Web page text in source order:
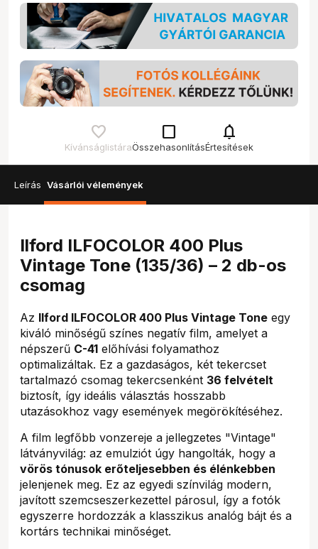
Kívánságlistára
check_box_outline_blank
Összehasonlítás
notifications
Értesítések
Leírás Vásárlói vélemények
Ilford ILFOCOLOR 400 Plus
Vintage Tone (135/36) – 2 db-os
csomag
Az Ilford ILFOCOLOR 400 Plus Vintage Tone egy
kiváló minőségű színes negatív film, amelyet a
népszerű C-41 előhívási folyamathoz
optimalizáltak. Ez a gazdaságos, két tekercset
tartalmazó csomag tekercsenként 36 felvételt
biztosít, így ideális választás hosszabb
utazásokhoz vagy események megörökítéséhez.
A film legfőbb vonzereje a jellegzetes "Vintage"
látványvilág: az emulziót úgy hangolták, hogy a
vörös tónusok erőteljesebben és élénkebben
jelenjenek meg. Ez az egyedi színvilág modern,
javított szemcseszerkezettel párosul, így a fotók
egyszerre hordozzák a klasszikus analóg bájt és a
kortárs technikai minőséget.